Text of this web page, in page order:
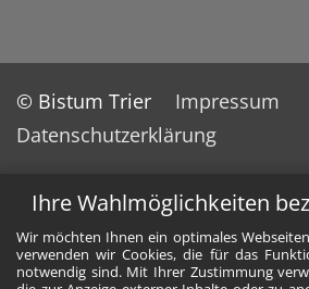
Ihre Wahlmöglichkeiten
Wir möchten Ihnen ein optimales
verwenden wir Cookies, die für das
notwendig sind. Mit Ihrer Zustimmung
© Bistum Trier
Impressum
Datenschutzerklärung